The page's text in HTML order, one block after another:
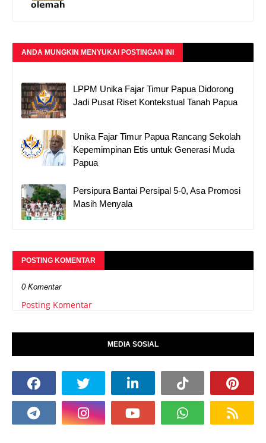
ANDA MUNGKIN MENYUKAI POSTINGAN INI
LPPM Unika Fajar Timur Papua Didorong
Jadi Pusat Riset Kontekstual Tanah Papua
Unika Fajar Timur Papua Rancang Sekolah
Kepemimpinan Etis untuk Generasi Muda
Papua
Persipura Bantai Persipal 5-0, Asa Promosi
Masih Menyala
POSTING KOMENTAR
0 Komentar
Posting Komentar
MEDIA SOSIAL